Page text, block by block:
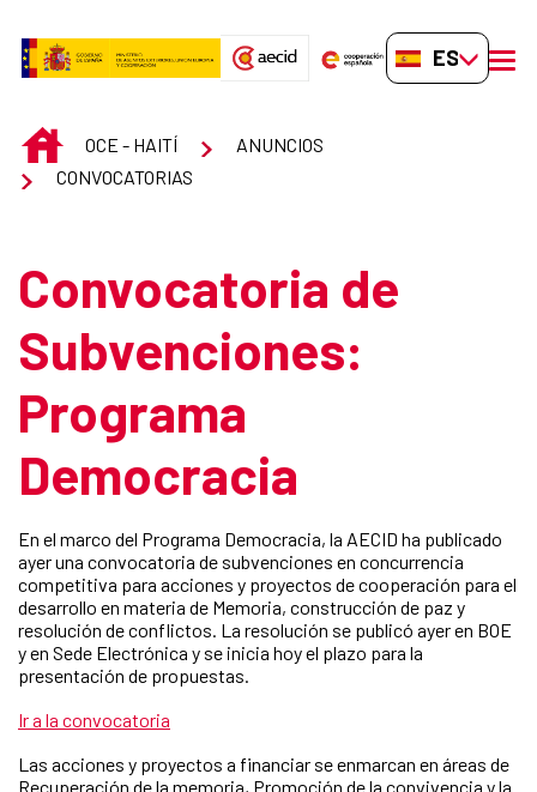
ES-ES
INICIOOCE - HAITÍ
ANUNCIOS
CONVOCATORIAS
Convocatoria de
Subvenciones:
Programa
Democracia
En el marco del Programa Democracia, la AECID ha publicado
ayer una convocatoria de subvenciones en concurrencia
competitiva para acciones y proyectos de cooperación para el
desarrollo en materia de Memoria, construcción de paz y
resolución de conflictos. La resolución se publicó ayer en BOE
y en Sede Electrónica y se inicia hoy el plazo para la
presentación de propuestas.
Ir a la convocatoria
Las acciones y proyectos a financiar se enmarcan en áreas de
Recuperación de la memoria, Promoción de la convivencia y la